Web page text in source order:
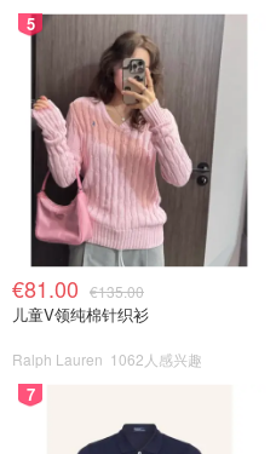
5
€81.00 €135.00
儿童V领纯棉针织衫
Ralph Lauren 1062人感兴趣
7